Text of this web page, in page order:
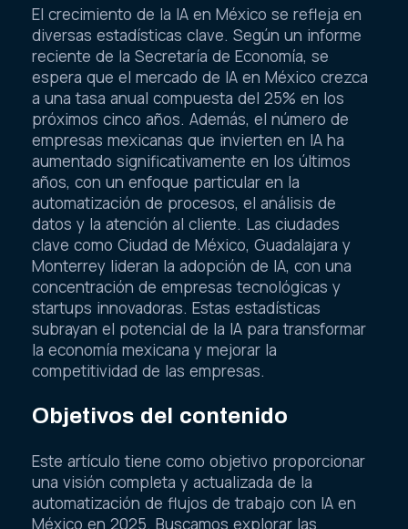
El crecimiento de la IA en México se refleja en
diversas estadísticas clave. Según un informe
reciente de la Secretaría de Economía, se
espera que el mercado de IA en México crezca
a una tasa anual compuesta del 25% en los
próximos cinco años. Además, el número de
empresas mexicanas que invierten en IA ha
aumentado significativamente en los últimos
años, con un enfoque particular en la
automatización de procesos, el análisis de
datos y la atención al cliente. Las ciudades
clave como Ciudad de México, Guadalajara y
Monterrey lideran la adopción de IA, con una
concentración de empresas tecnológicas y
startups innovadoras. Estas estadísticas
subrayan el potencial de la IA para transformar
la economía mexicana y mejorar la
competitividad de las empresas.
Objetivos del contenido
Este artículo tiene como objetivo proporcionar
una visión completa y actualizada de la
automatización de flujos de trabajo con IA en
México en 2025. Buscamos explorar las